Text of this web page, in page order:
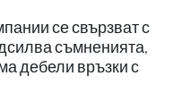
се свързват с
съмненията,
дебели връзки с